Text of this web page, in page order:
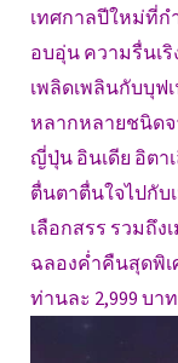
เทศกาลปีใหม่ที่ก
อบอุ่น ความรื่นเริ
เพลิดเพลินกับบุฟ
หลากหลายชนิดจ
ญี่ปุ่น อินเดีย อิตา
ตื่นตาตื่นใจไปกั
เลือกสรร รวมถึ
ฉลองค่ำคืนสุดพิเ
ท่านละ 2,999 บา